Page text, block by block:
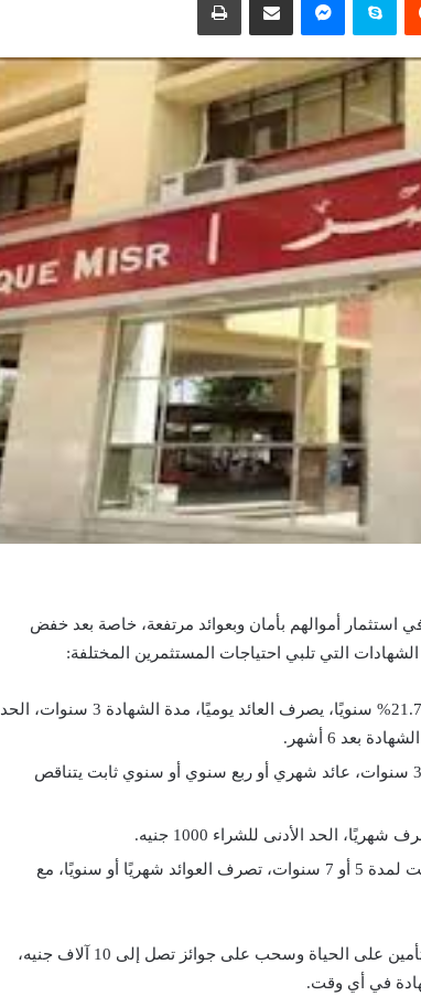
أموالهم بأمان وبعوائد مرتفعة، خاصة بعد خفض
التي تلبي احتياجات المستثمرين المختلفة:
تمنح 21.75% سنويًا، يصرف العائد يوميًا، مدة الشهادة 3 سنوات، الحد
مدة الشهادة 3 سنوات، عائد شهري أو ربع سنوي أو سنوي ثابت يتناقص
شهادة الادخار ذات العائد الثابت لمدة 5 أو 7 سنوات، تصرف العوائد شهريًا أو سنويًا، مع
مدة 3 سنوات، مع وثيقة تأمين على الحياة وسحب على جوائز تصل إلى 10 آلاف جنيه،